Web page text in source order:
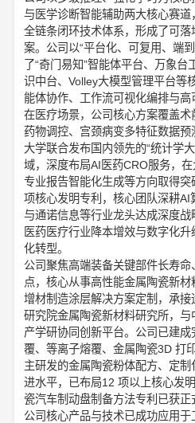
与医学诊断智能辅助两大核心赛道
全链条闭环技术体系，形成了可
案。公司以“平台化、可复用、端
了“奇门易知”智能体平台、万象
识中台、Volley大模型管理平台等
能体协作、工作流可视化编排与高
在医疗场景，公司核心方案覆盖
药物调控、宫颈病变多特征数据
大学联合发布国内领先的“统计学
域，深度布局AI医药CRO服务，在
专业报告智能化生成等方向取得
项核心发明专利，核心团队深耕AI
与通诺信息等行业龙头达成深度
医药医疗行业降本增效与数字化
化转型。
公司聚焦高端装备关键部件长寿
点，核心从事高性能金属陶瓷新
增材制造涂层解决方案定制，承
研究院金属陶瓷新材料研究所，
产学研协同创新平台。公司已建
覆、等离子熔覆、金属陶瓷3D 打
主研发的金属陶瓷粉体配方、定
进水平，已布局12 项以上核心发
瓷汽车制动盘制备方法专利已获正
公司核心产品与技术已成功应用